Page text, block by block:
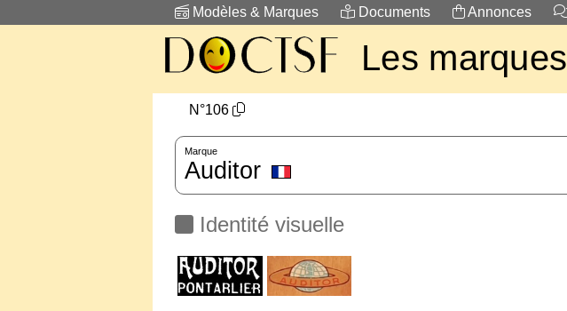
Modèles & Marques Documents Annonces
Les marques
N°106
Marque
Auditor
Identité visuelle